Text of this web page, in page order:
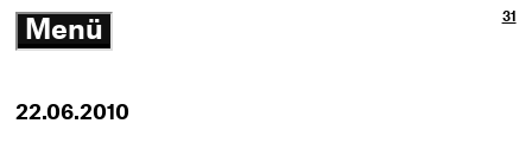
Menü
31
22.06.2010